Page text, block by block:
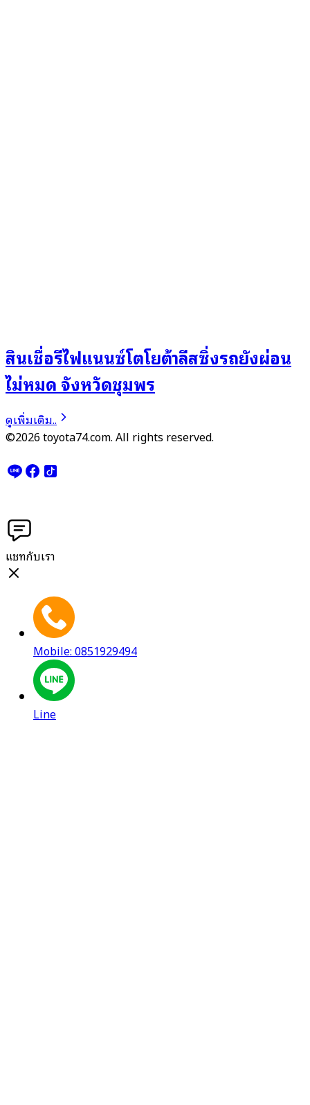
สินเชื่อรีไฟแนนซ์โตโยต้าลีสซิ่งรถยังผ่อน
ไม่หมด จังหวัดชุมพร
ดูเพิ่มเติม..
©2026 toyota74.com. All rights reserved.
แชทกับเรา
Mobile: 0851929494
Line